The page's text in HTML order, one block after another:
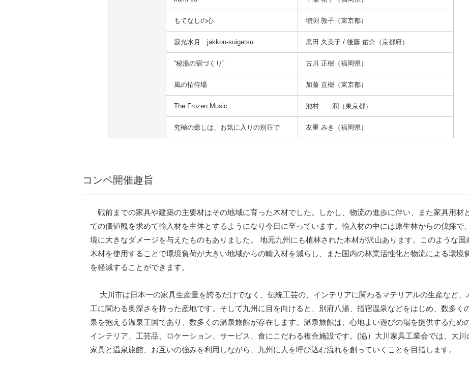
もてなしの心 増渕 敦子（東京都）
寂光水月 jakkou-suigetsu 黒田 久美子 / 後藤 佑介（京都府）
“秘湯の宿づくり” 古川 正樹（福岡県）
風の招待場 加藤 直樹（東京都）
The Frozen Music 池村 潤（東京都）
究極の癒しは、お気に入りの別荘で 友重 みき（福岡県）
コンペ開催趣旨
戦前までの家具や建築の主要材はその地域に育った木材でした。しかし、物流の進歩に伴い、また家具用材
ての価値観を求めて輸入材を主体とするようになり今日に至っています。輸入材の中には原生林からの伐採で
境に大きなダメージを与えたものもありました。 地元九州にも植林された木材が沢山あります。このような国
木材を使用することで環境負荷が大きい地域からの輸入材を減らし、また国内の林業活性化と物流による環境
を軽減することができます。
大川市は日本一の家具生産量を誇るだけでなく、伝統工芸の、インテリアに関わるマテリアルの生産など、
工に関わる奥深さを持った産地です。そして九州に目を向けると、別府八湯、指宿温泉などをはじめ、数多く
泉を抱える温泉王国であり、数多くの温泉旅館が存在します。温泉旅館は、心地よい遊びの場を提供するための
インテリア、工芸品、ロケーション、サービス、食にこだわる複合施設です。(協）大川家具工業会では、大川
家具と温泉旅館、お互いの強みを利用しながら、九州に人を呼び込む流れを創っていくことを目指します。